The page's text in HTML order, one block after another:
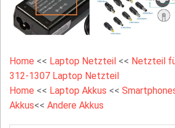
Home << Laptop Netzteil << Netzteil
312-1307 Laptop Netzteil
Home << Laptop Akkus <<
Akkus<< Andere Akkus